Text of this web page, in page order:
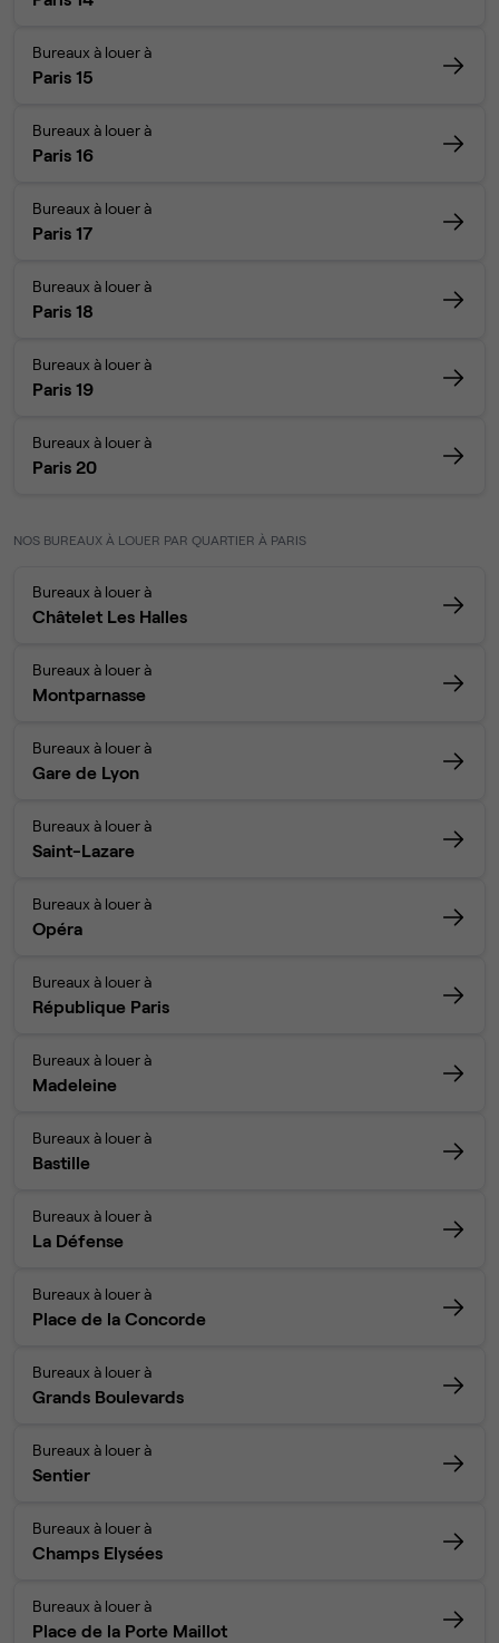
Bureaux à louer à
Paris 15
Bureaux à louer à
Paris 16
Bureaux à louer à
Paris 17
Bureaux à louer à
Paris 18
Bureaux à louer à
Paris 19
Bureaux à louer à
Paris 20
NOS BUREAUX À LOUER PAR QUARTIER À PARIS
Bureaux à louer à
Châtelet Les Halles
Bureaux à louer à
Montparnasse
Bureaux à louer à
Gare de Lyon
Bureaux à louer à
Saint-Lazare
Bureaux à louer à
Opéra
Bureaux à louer à
République Paris
Bureaux à louer à
Madeleine
Bureaux à louer à
Bastille
Bureaux à louer à
La Défense
Bureaux à louer à
Place de la Concorde
Bureaux à louer à
Grands Boulevards
Bureaux à louer à
Sentier
Bureaux à louer à
Champs Elysées
Bureaux à louer à
Place de la Porte Maillot